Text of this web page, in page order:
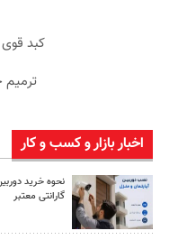
کبد
اخبار بازار و کسب و کار
نحوه خرید
گارانتی معتبر